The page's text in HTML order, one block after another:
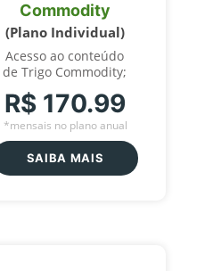
Commodity
(Plano Individual)
Acesso ao conteúdo
de Trigo Commodity;
R$ 170.99
*mensais no plano anual
SAIBA MAIS